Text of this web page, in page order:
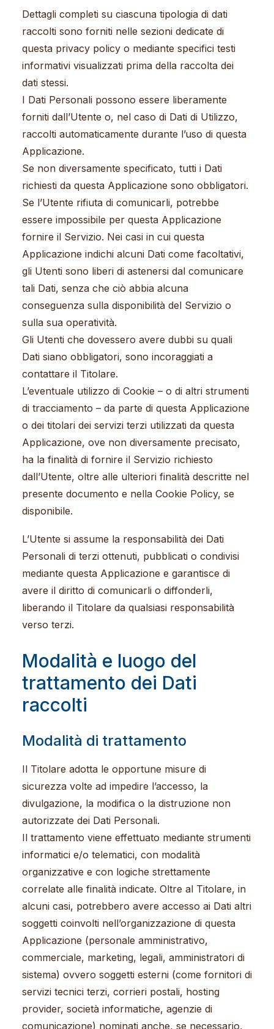
Dettagli completi su ciascuna tipologia di dati
raccolti sono forniti nelle sezioni dedicate di
questa privacy policy o mediante specifici testi
informativi visualizzati prima della raccolta dei
dati stessi.
I Dati Personali possono essere liberamente
forniti dall’Utente o, nel caso di Dati di Utilizzo,
raccolti automaticamente durante l’uso di questa
Applicazione.
Se non diversamente specificato, tutti i Dati
richiesti da questa Applicazione sono obbligatori.
Se l’Utente rifiuta di comunicarli, potrebbe
essere impossibile per questa Applicazione
fornire il Servizio. Nei casi in cui questa
Applicazione indichi alcuni Dati come facoltativi,
gli Utenti sono liberi di astenersi dal comunicare
tali Dati, senza che ciò abbia alcuna
conseguenza sulla disponibilità del Servizio o
sulla sua operatività.
Gli Utenti che dovessero avere dubbi su quali
Dati siano obbligatori, sono incoraggiati a
contattare il Titolare.
L’eventuale utilizzo di Cookie – o di altri strumenti
di tracciamento – da parte di questa Applicazione
o dei titolari dei servizi terzi utilizzati da questa
Applicazione, ove non diversamente precisato,
ha la finalità di fornire il Servizio richiesto
dall’Utente, oltre alle ulteriori finalità descritte nel
presente documento e nella Cookie Policy, se
disponibile.
L’Utente si assume la responsabilità dei Dati
Personali di terzi ottenuti, pubblicati o condivisi
mediante questa Applicazione e garantisce di
avere il diritto di comunicarli o diffonderli,
liberando il Titolare da qualsiasi responsabilità
verso terzi.
Modalità e luogo del
trattamento dei Dati
raccolti
Modalità di trattamento
Il Titolare adotta le opportune misure di
sicurezza volte ad impedire l’accesso, la
divulgazione, la modifica o la distruzione non
autorizzate dei Dati Personali.
Il trattamento viene effettuato mediante strumenti
informatici e/o telematici, con modalità
organizzative e con logiche strettamente
correlate alle finalità indicate. Oltre al Titolare, in
alcuni casi, potrebbero avere accesso ai Dati altri
soggetti coinvolti nell’organizzazione di questa
Applicazione (personale amministrativo,
commerciale, marketing, legali, amministratori di
sistema) ovvero soggetti esterni (come fornitori di
servizi tecnici terzi, corrieri postali, hosting
provider, società informatiche, agenzie di
comunicazione) nominati anche, se necessario,